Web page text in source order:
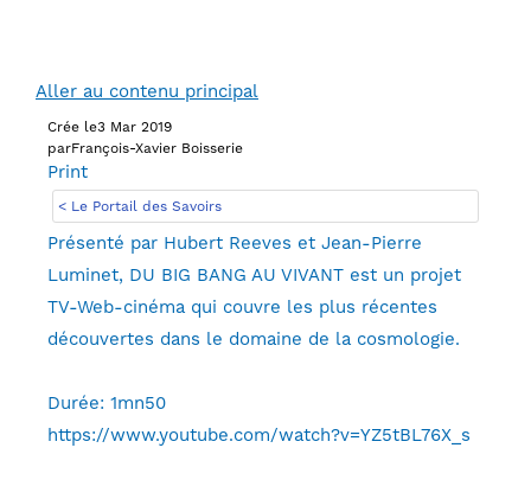
Aller au contenu principal
Crée le3 Mar 2019
parFrançois-Xavier Boisserie
Print
< Le Portail des Savoirs
Présenté par Hubert Reeves et Jean-Pierre
Luminet, DU BIG BANG AU VIVANT est un projet
TV-Web-cinéma qui couvre les plus récentes
découvertes dans le domaine de la cosmologie.
Durée: 1mn50
https://www.youtube.com/watch?v=YZ5tBL76X_s